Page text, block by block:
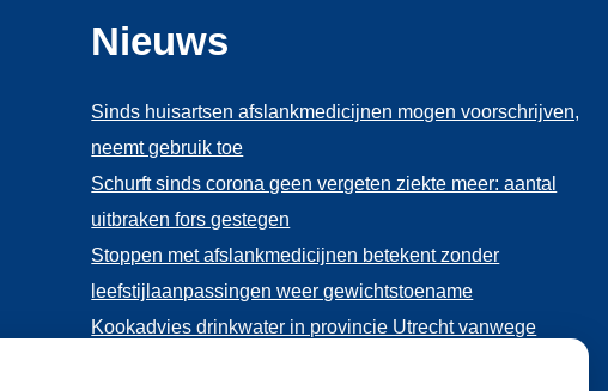
Nieuws
Sinds huisartsen afslankmedicijnen mogen voorschrijven,
neemt gebruik toe
Schurft sinds corona geen vergeten ziekte meer: aantal
uitbraken fors gestegen
Stoppen met afslankmedicijnen betekent zonder
leefstijlaanpassingen weer gewichtstoename
Kookadvies drinkwater in provincie Utrecht vanwege